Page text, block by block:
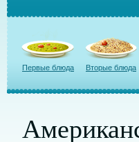
Первые блюда Вторые блюда